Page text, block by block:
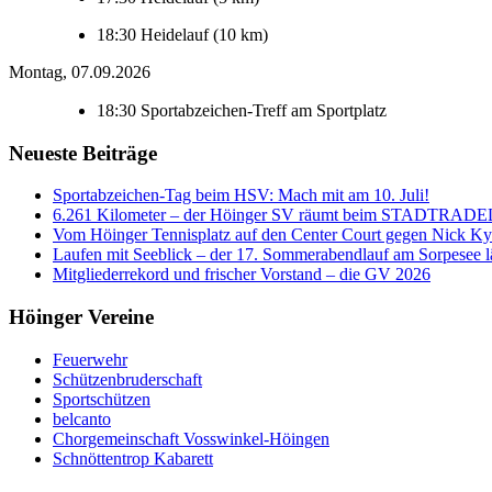
18:30 Heidelauf (10 km)
Montag, 07.09.2026
18:30 Sportabzeichen-Treff am Sportplatz
Neueste Beiträge
Sportabzeichen-Tag beim HSV: Mach mit am 10. Juli!
6.261 Kilometer – der Höinger SV räumt beim
Vom Höinger Tennisplatz auf den Center Court gegen Nick
Laufen mit Seeblick – der 17. Sommerabendlauf am Sorpesee
Mitgliederrekord und frischer Vorstand – die GV 2026
Höinger Vereine
Feuerwehr
Schützenbruderschaft
Sportschützen
belcanto
Chorgemeinschaft Vosswinkel-Höingen
Schnöttentrop Kabarett